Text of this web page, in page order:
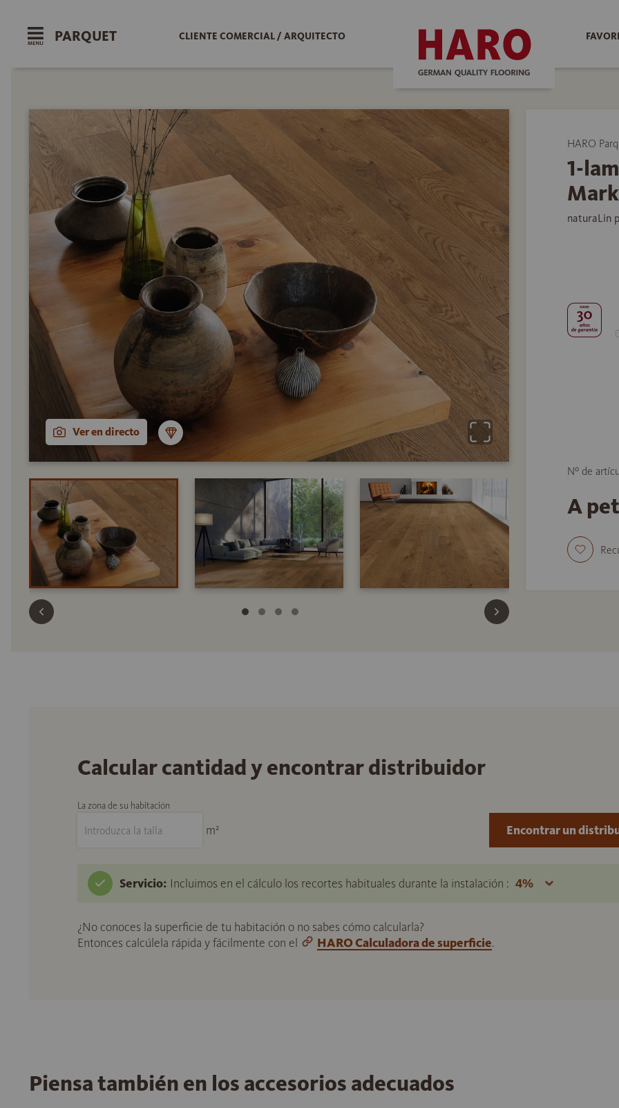
PARQUET CLIENTE COMERCIAL / ARQUITECTO
Ver en directo
HARO
1-
naturaLin
Nº de
A
Calcular cantidad y encontrar distribuidor
La zona de su habitación
m²
Servicio: Incluimos en el cálculo los recortes habituales durante la instalación :
¿No conoces la superficie de tu habitación o no sabes cómo calcularla?
Entonces calcúlela rápida y fácilmente con el
HARO Calculadora de superficie.
Encontrar un
Piensa también en los accesorios adecuados